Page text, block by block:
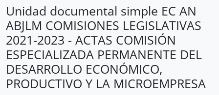
Unidad documental simple EC AN
ABJLM COMISIONES LEGISLATIVAS
2021-2023 - ACTAS COMISIÓN
ESPECIALIZADA PERMANENTE DEL
DESARROLLO ECONÓMICO,
PRODUCTIVO Y LA MICROEMPRESA